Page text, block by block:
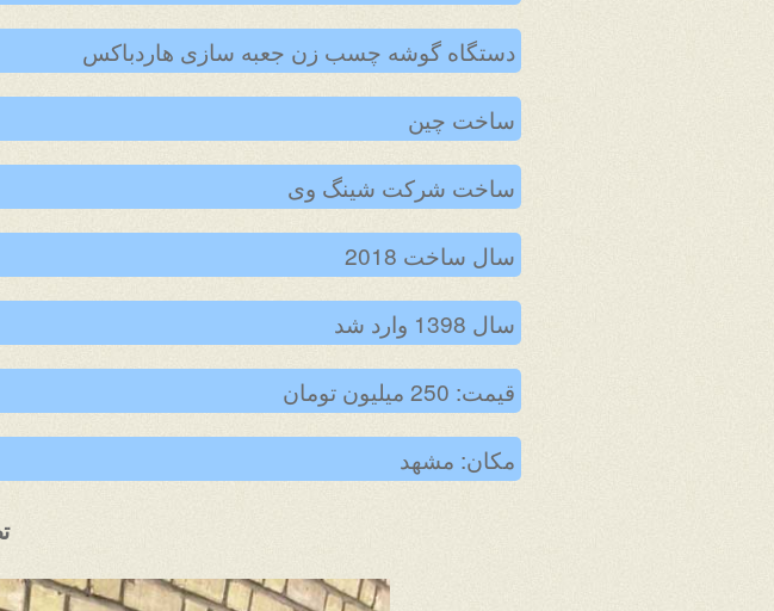
دستگاه گوشه چسب زن جعبه سازی هاردباکس
ساخت چین
ساخت شرکت شینگ وی
سال ساخت 2018
سال 1398 وارد شد
قیمت: 250 میلیون تومان
مکان: مشهد